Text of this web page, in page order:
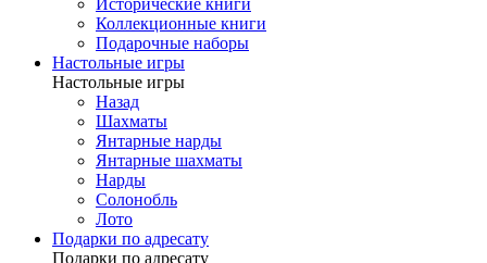
Исторические книги
Коллекционные книги
Подарочные наборы
Настольные игры
Настольные игры
Назад
Шахматы
Янтарные нарды
Янтарные шахматы
Нарды
Солонобль
Лото
Подарки по адресату
Подарки по адресату